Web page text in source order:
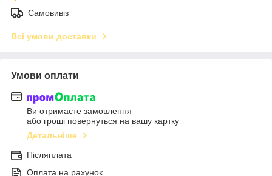
Самовивіз
Всі умови доставки
Умови оплати
Ви отримаєте замовлення
або гроші повернуться на вашу картку
Детальніше
Післяплата
Оплата на рахунок